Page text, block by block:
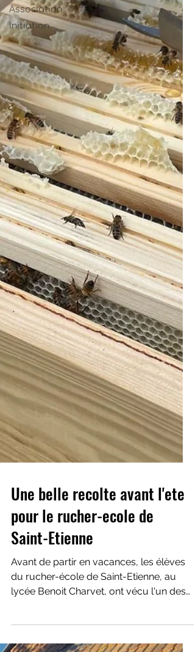
Association
Initiation
Une belle recolte avant l'ete
pour le rucher-ecole de
Saint-Etienne
Avant de partir en vacances, les élèves
lycée Benoit Charvet, ont vécu l'un des